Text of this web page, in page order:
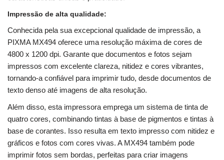
Impressão de alta qualidade:
Conhecida pela sua excepcional qualidade de impressão, a
PIXMA MX494 oferece uma resolução máxima de cores de
4800 x 1200 dpi. Garante que documentos e fotos sejam
impressos com excelente clareza, nitidez e cores vibrantes,
tornando-a confiável para imprimir tudo, desde documentos de
texto denso até imagens de alta resolução.
Além disso, esta impressora emprega um sistema de tinta de
quatro cores, combinando tintas à base de pigmentos e tintas à
base de corantes. Isso resulta em texto impresso com nitidez e
gráficos e fotos com cores vivas. A MX494 também pode
imprimir fotos sem bordas, perfeitas para criar imagens